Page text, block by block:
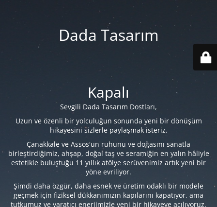
Dada Tasarım
Kapalı
Sevgili Dada Tasarım Dostları,
Uzun ve özenli bir yolculuğun sonunda yeni bir dönüşüm
hikayesini sizlerle paylaşmak isteriz.
Çanakkale ve Assos'un ruhunu ve doğasını sanatla
birleştirdiğimiz, ahşap, doğal taş ve seramiğin en yalın hâliyle
estetikle buluştuğu 11 yıllık atölye serüvenimiz artık yeni bir
yöne evriliyor.
Şimdi daha özgür, daha esnek ve üretim odaklı bir modele
geçmek için fiziksel dükkanımızın kapılarını kapatıyor, ama
tutkumuz ve yaratıcı enerjimizle yeni bir hikayeye açılıyoruz.